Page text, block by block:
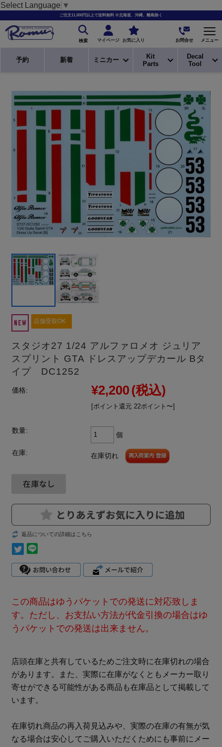
Select Language ▼
ご注文11,000円以上で送料無料 ※北海道、沖縄、離島除く
検索 マイページ お気に入り お問合せ メニュー
予約 新着 ミニカー
Kit
Parts
Decal
Tool
店舗受取OK
スタジオ27 1/24 アルファロメオ ジュリア
スプリント GTA ドレスアップデカール Bタ
イプ DC1252
価格: ¥2,200(税込)
[ポイント還元 22ポイント〜]
数量:
個
在庫: 在庫切れ
返品についての詳細はこちら
この商品はゆうパケットでの発送に対応致しま
す。ただし、お支払い方法が代金引換の場合はゆ
うパケットでの発送は出来ません。
店頭在庫と共有しているためご注文時に在庫切れの場合
があります。また、実際に在庫がなくともメーカー取り
寄せができる可能性がある商品も在庫品として掲載して
います。
在庫切れ商品の再入荷見込みや、実際の在庫の有無が気
なる場合は安心してご購入いただくためにも事前にメー